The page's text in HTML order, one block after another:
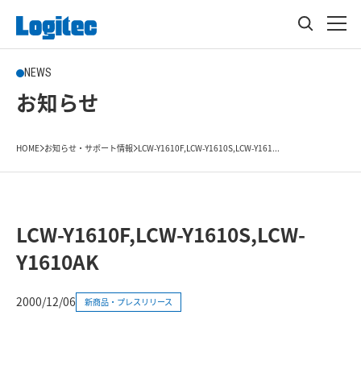
NEWS
お知らせ
HOME お知らせ・サポート情報 LCW-Y1610F,LCW-Y1610S,LCW-Y161...
LCW-Y1610F,LCW-Y1610S,LCW-
Y1610AK
2000/12/06 新商品・プレスリリース